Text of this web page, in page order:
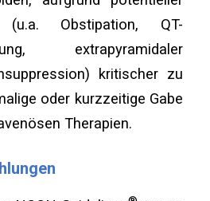
(u.a. Obstipation, QT-
extrapyramidaler
kritischer zu
oder kurzzeitige Gabe
Therapien.